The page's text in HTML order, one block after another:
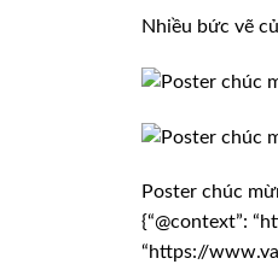
Nhiều bức vẽ
Poster chúc
{“@context”:
“https://